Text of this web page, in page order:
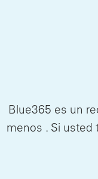
Blue365 es un
menos . Si usted